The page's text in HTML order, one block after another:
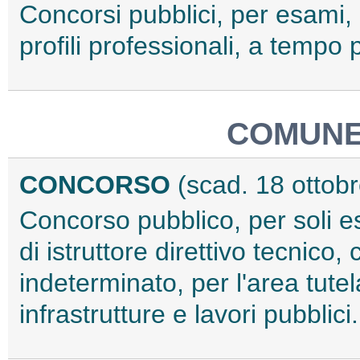
Concorsi pubblici, per
profili professionali, a tempo
CONCORSO (scad. 18
Concorso pubblico, per soli
di istruttore direttivo tecnico,
indeterminato, per l'area
infrastrutture e lavori